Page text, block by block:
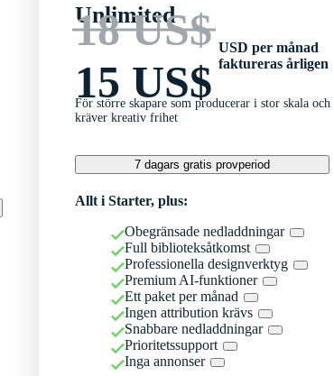
Unlimited
18 US$
15 US$
USD per månad
faktureras årligen
För större skapare som producerar i stor skala och
kräver kreativ frihet
7 dagars gratis provperiod
Allt i Starter, plus:
Obegränsade nedladdningar
Full biblioteksåtkomst
Professionella designverktyg
Premium AI-funktioner
Ett paket per månad
Ingen attribution krävs
Snabbare nedladdningar
Prioritetssupport
Inga annonser